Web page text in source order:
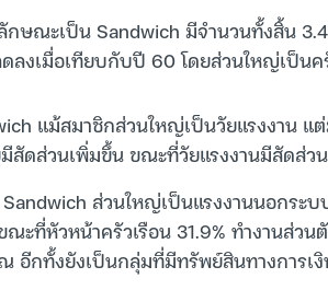
กษณะเป็น Sandwich มีจำนวนทั้งสิ้น
ลงเมื่อเทียบกับปี 60 โดยส่วนใหญ่เป็นค
แม้สมาชิกส่วนใหญ่เป็นวัยแรงงาน แ
มีสัดส่วนเพิ่มขึ้น ขณะที่วัยแรงงานมีสัดส่ว
ส่วนใหญ่เป็นแรงงานนอกระ
ณะที่หัวหน้าครัวเรือน 31.9% ทำงานส่ว
อีกทั้งยังเป็นกลุ่มที่มีทรัพย์สินทางการเ